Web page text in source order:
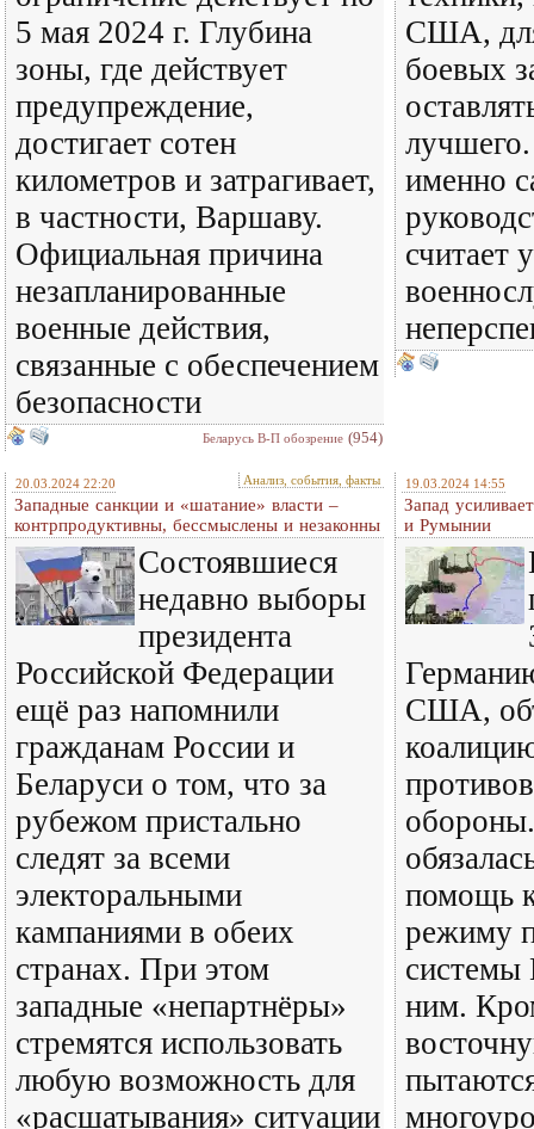
5 мая 2024 г. Глубина
зоны, где действует
предупреждение,
достигает сотен
километров и затрагивает,
в частности, Варшаву.
Официальная причина
незапланированные
военные действия,
связанные с обеспечением
безопасности
Беларусь В-П обозрение (954)
США,
боевых
именно
считает
20.03.2024 22:20 Анализ, события, факты
Западные санкции и «шатание» власти –
контрпродуктивны, бессмыслены и незаконны
Состоявшиеся
недавно выборы
президента
Российской Федерации
ещё раз напомнили
гражданам России и
Беларуси о том, что за
рубежом пристально
следят за всеми
электоральными
кампаниями в обеих
странах. При этом
западные «непартнёры»
стремятся использовать
любую возможность для
«расшатывания» ситуации
19.03.2024 14:55
Запад
и Румынии
США,
помощь
режиму
ним.